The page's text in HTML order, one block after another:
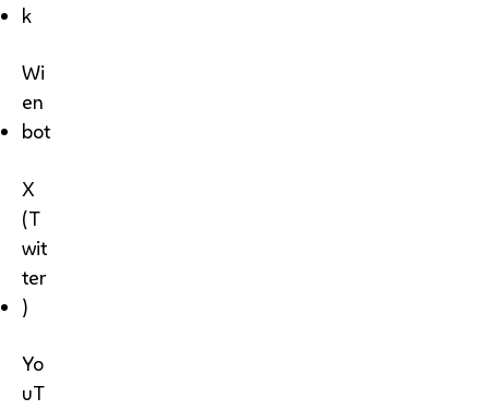
k
Wi
en
bot
X
(T
wit
ter
)
Yo
uT